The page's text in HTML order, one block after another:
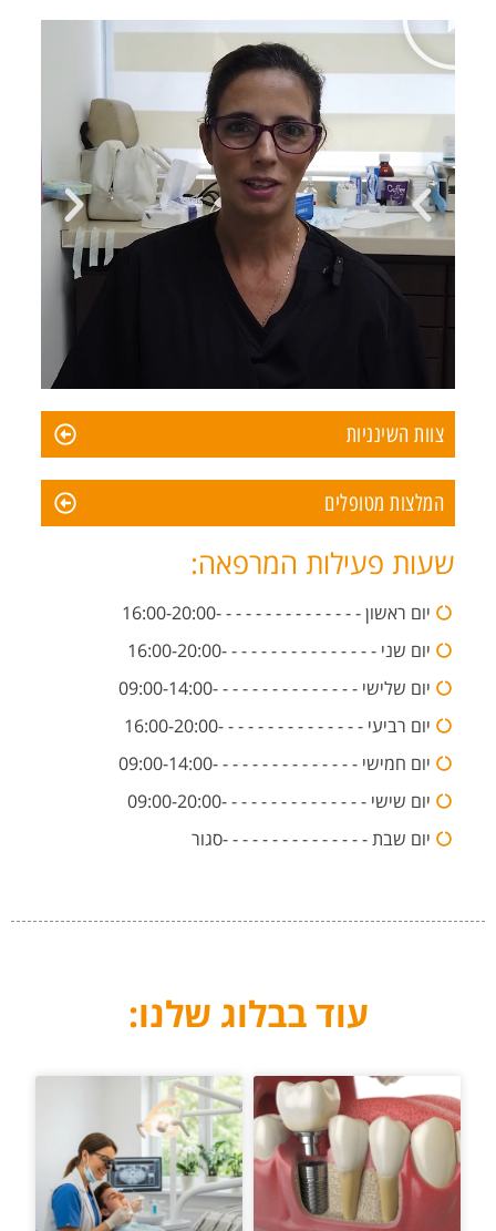
צוות השינניות
המלצות מטופלים
שעות פעילות המרפאה:
יום ראשון - - - - - - - - - - - - - - -16:00-20:00
יום שני - - - - - - - - - - - - - - - -16:00-20:00
יום שלישי - - - - - - - - - - - - - - -09:00-14:00
יום רביעי - - - - - - - - - - - - - - -16:00-20:00
יום חמישי - - - - - - - - - - - - - - -09:00-14:00
יום שישי - - - - - - - - - - - - - - -09:00-20:00
יום שבת - - - - - - - - - - - - - - -סגור
עוד בבלוג שלנו: